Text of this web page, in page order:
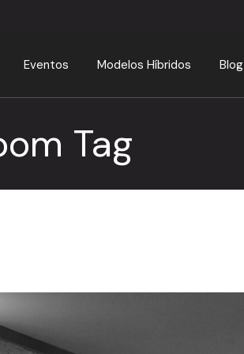
Eventos Modelos Híbridos Blog
Tag